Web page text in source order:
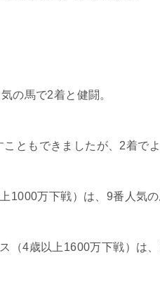
の馬で2着と健闘。
ともできましたが、2着でよ
1000万下戦）は、9番人気の
（4歳以上1600万下戦）は